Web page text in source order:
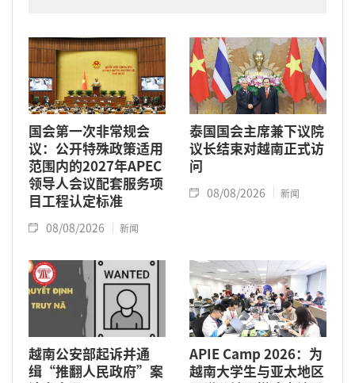
国会第一次非常规会
议：公开特殊政策适用
范围内的2027年APEC
领导人会议配套服务项
目工程认定标准
08/08/2026 新闻
泰国国会主席兼下议院
议长结束对越南正式访
问
08/08/2026 新闻
越南公安部起诉并通
缉“推翻人民政府”案
APIE Camp 2026：为
越南大学生与亚太地区